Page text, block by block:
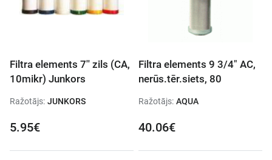
Filtra elements 7'' zils (CA,
10mikr) Junkors
Ražotājs: JUNKORS
5.95€
Filtra elements 9 3/4" AC,
nerūs.tēr.siets, 80
Ražotājs: AQUA
40.06€